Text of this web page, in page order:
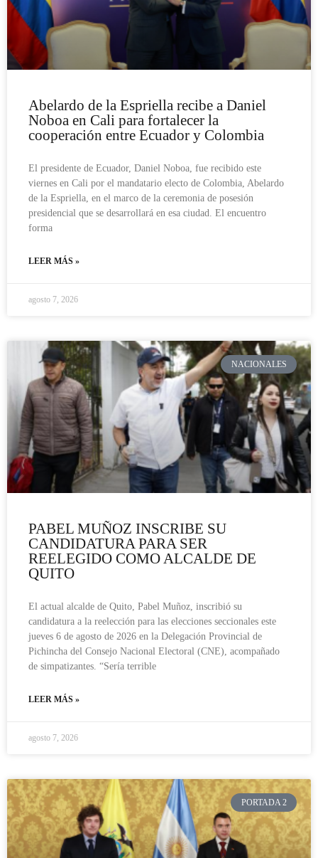
Abelardo de la Espriella recibe a Daniel
Noboa en Cali para fortalecer la
cooperación entre Ecuador y Colombia
El presidente de Ecuador, Daniel Noboa, fue recibido este
viernes en Cali por el mandatario electo de Colombia, Abelardo
de la Espriella, en el marco de la ceremonia de posesión
presidencial que se desarrollará en esa ciudad. El encuentro
forma
LEER MÁS »
agosto 7, 2026
NACIONALES
PABEL MUÑOZ INSCRIBE SU
CANDIDATURA PARA SER
REELEGIDO COMO ALCALDE DE
QUITO
El actual alcalde de Quito, Pabel Muñoz, inscribió su
candidatura a la reelección para las elecciones seccionales este
jueves 6 de agosto de 2026 en la Delegación Provincial de
Pichincha del Consejo Nacional Electoral (CNE), acompañado
de simpatizantes. “Sería terrible
LEER MÁS »
agosto 7, 2026
PORTADA 2